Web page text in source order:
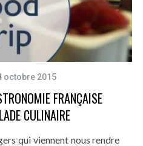
octobre 2015
FRANÇAISE
CULINAIRE
qui viennent nous rendre